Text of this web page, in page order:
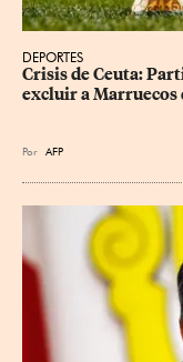
DEPORTES
Crisis de Ceuta:
excluir a
Por AFP